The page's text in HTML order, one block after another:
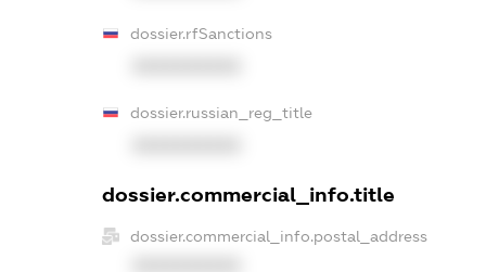
dossier.rfSanctions
dossier.russian_reg_title
dossier.commercial_info.title
dossier.commercial_info.postal_address